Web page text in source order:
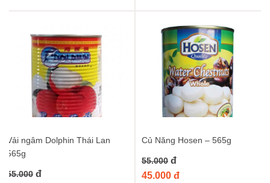
Vải ngâm Dolphin Thái Lan
565g
55.000 đ
Củ Năng Hosen – 565g
55.000 đ
45.000 đ